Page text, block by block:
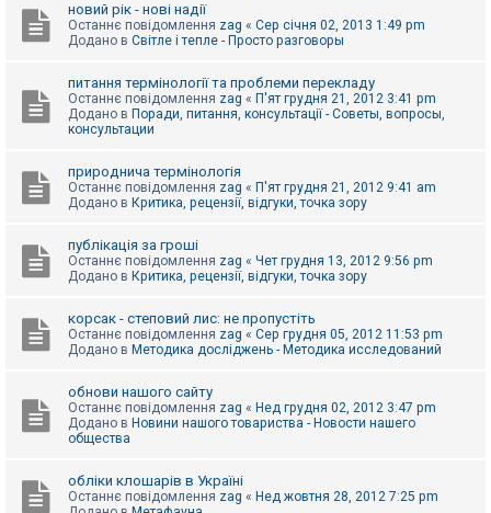
новий рік - нові надії
Останнє повідомлення zag « Сер січня 02, 2013 1:49 pm
Додано в Світле і тепле - Просто разговоры
питання термінології та проблеми перекладу
Останнє повідомлення zag « П'ят грудня 21, 2012 3:41 pm
Додано в Поради, питання, консультації - Советы, вопросы,
консультации
природнича термінологія
Останнє повідомлення zag « П'ят грудня 21, 2012 9:41 am
Додано в Критика, рецензії, відгуки, точка зору
публікація за гроші
Останнє повідомлення zag « Чет грудня 13, 2012 9:56 pm
Додано в Критика, рецензії, відгуки, точка зору
корсак - степовий лис: не пропустіть
Останнє повідомлення zag « Сер грудня 05, 2012 11:53 pm
Додано в Методика досліджень - Методика исследований
обнови нашого сайту
Останнє повідомлення zag « Нед грудня 02, 2012 3:47 pm
Додано в Новини нашого товариства - Новости нашего
общества
обліки клошарів в Україні
Останнє повідомлення zag « Нед жовтня 28, 2012 7:25 pm